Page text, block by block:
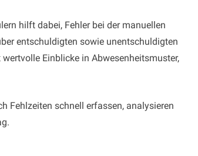
hilft dabei, Fehler bei der manuellen
entschuldigten sowie unentschuldigten
Einblicke in Abwesenheitsmuster,
Fehlzeiten schnell erfassen, analysieren